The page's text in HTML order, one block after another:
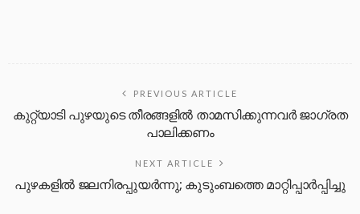
PREVIOUS ARTICLE
കുറ്റ്യാടി പുഴയുടെ തീരങ്ങളില്‍ താമസിക്കുന്നവര്‍ ജാഗ്രത
പാലിക്കണം
NEXT ARTICLE
പുഴകളിൽ ജലനിരപ്പുയർന്നു; കുടുംബത്തെ മാറ്റിപ്പാർപ്പിച്ചു